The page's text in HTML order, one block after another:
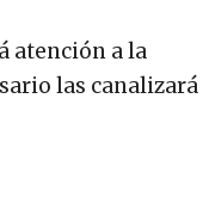
atención a la
las canalizará